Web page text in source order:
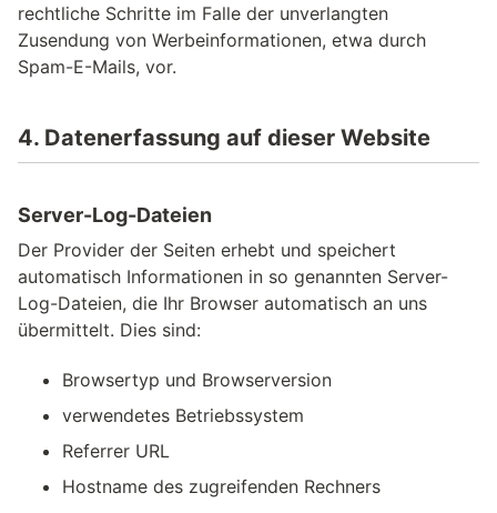
rechtliche Schritte im Falle der unverlangten
Zusendung von Werbeinformationen, etwa durch
Spam-E-Mails, vor.
4. Datenerfassung auf dieser Website
Server-Log-Dateien
Der Provider der Seiten erhebt und speichert
automatisch Informationen in so genannten Server-
Log-Dateien, die Ihr Browser automatisch an uns
übermittelt. Dies sind:
Browsertyp und Browserversion
verwendetes Betriebssystem
Referrer URL
Hostname des zugreifenden Rechners